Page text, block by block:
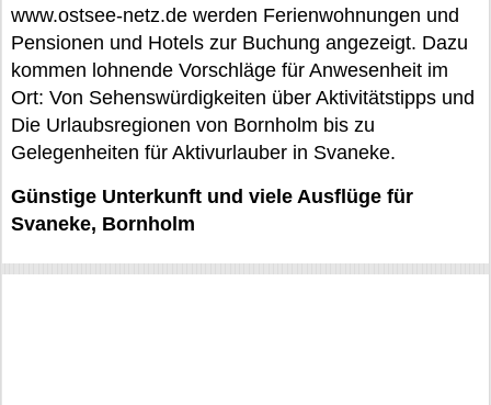
www.ostsee-netz.de werden Ferienwohnungen und
Pensionen und Hotels zur Buchung angezeigt. Dazu
kommen lohnende Vorschläge für Anwesenheit im
Ort: Von Sehenswürdigkeiten über Aktivitätstipps und
Die Urlaubsregionen von Bornholm bis zu
Gelegenheiten für Aktivurlauber in Svaneke.
Günstige Unterkunft und viele Ausflüge für
Svaneke, Bornholm